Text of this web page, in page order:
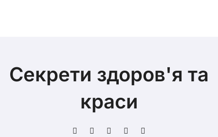
Секрети здоров'я та
краси